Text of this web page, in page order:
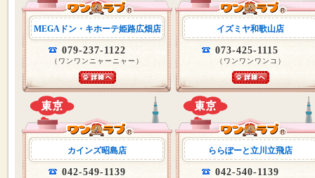
MEGAドン・キホーテ姫路広畑店
079-237-1122
（ワンワンニャーニャー）
イズミヤ和歌山店
073-425-1115
（ワンワンワンコ）
カインズ昭島店
042-549-1139
ららぽーと立川立飛店
042-540-1139